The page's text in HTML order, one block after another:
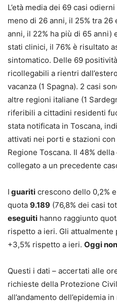
L’età media dei 69 casi
meno di 26 anni, il 25% tra 26
anni, il 22% ha più di 65 anni)
stati clinici, il 76% è risultato
sintomatico. Delle 69
ricollegabili a rientri
vacanza (1 Spagna). 2 casi
altre regioni italiane (1
riferibili a cittadini residenti
stata notificata in Toscana,
attivati nei porti e stazioni con
Regione Toscana. Il 48%
collegato a un precedente
I guariti crescono dello 0,2%
quota 9.189 (76,8% dei casi
eseguiti hanno raggiunto
rispetto a ieri. Gli attualmente
+3,5% rispetto a ieri. Oggi
Questi i dati – accertati alle
richieste della Protezione
all’andamento dell’epidemia